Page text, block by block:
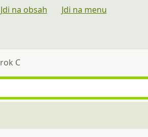
Jdi na obsah Jdi na menu
rok C